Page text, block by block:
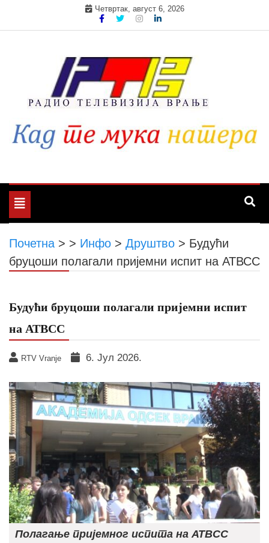
Четвртак, август 6, 2026
Toggle
navigation
Почетна > > Инфо > Друштво > Будући
бруцоши полагали пријемни испит на АТВСС
Будући бруцоши полагали пријемни испит
на АТВСС
RTV Vranje 6. Јул 2026.
Полагање пријемног испита на АТВСС